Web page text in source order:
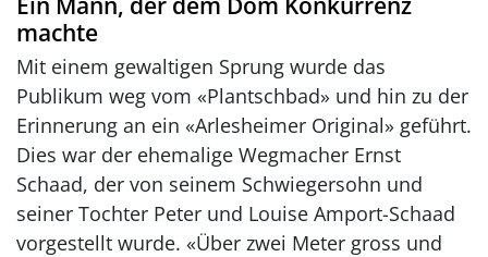
machte
Mit einem gewaltigen Sprung wurde das
Publikum weg vom «Plantschbad» und hin zu der
Erinnerung an ein «Arlesheimer Original» geführt.
Dies war der ehemalige Wegmacher Ernst
Schaad, der von seinem Schwiegersohn und
seiner Tochter Peter und Louise Amport-Schaad
vorgestellt wurde. «Über zwei Meter gross und